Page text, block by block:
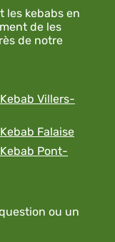
les kebabs en
de les
de notre
Villers-
Falaise
Pont-
ou un